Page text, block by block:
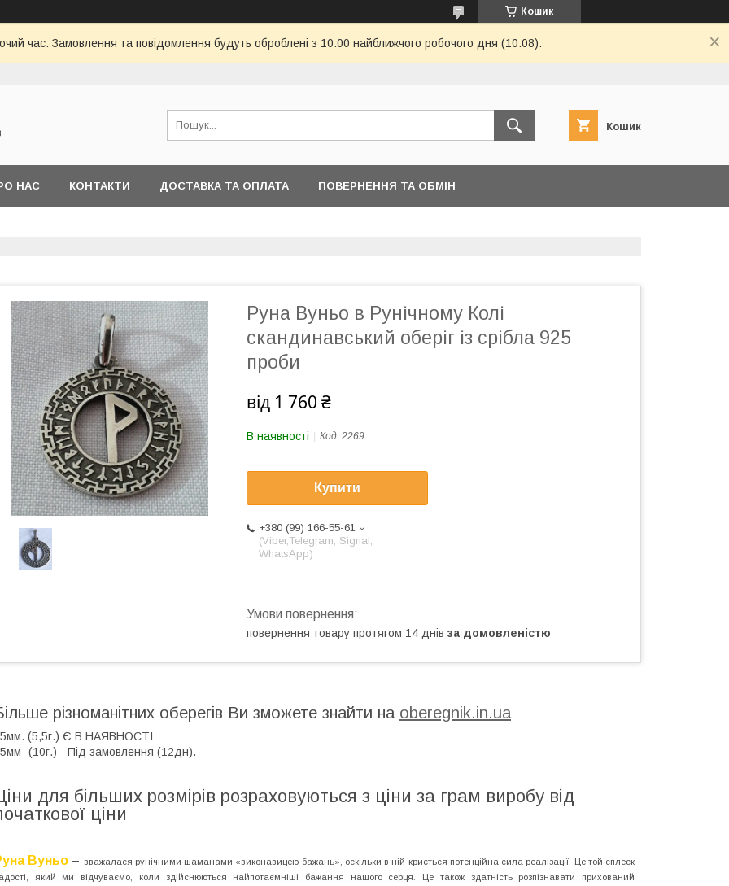
Кошик
час. Замовлення та повідомлення будуть оброблені з 10:00 найближчого робочого дня (10.08).
Кошик
НАС КОНТАКТИ ДОСТАВКА ТА ОПЛАТА ПОВЕРНЕННЯ ТА ОБМІН
Руна Вуньо в Рунічному Колі
скандинавський оберіг із срібла 925
проби
від 1 760 ₴
В наявності Код: 2269
Купити
+380 (99) 166-55-61
(Viber,Telegram, Signal,
WhatsApp)
повернення товару протягом 14 днів за домовленістю
різноманітних оберегів Ви зможете знайти на oberegnik.in.ua
(5,5г.) Є В НАЯВНОСТІ
-(10г.)- Під замовлення (12дн).
для більших розмірів розраховуються з ціни за грам виробу від
ціни
Вуньо– вважалася рунічними шаманами «виконавицею бажань», оскільки в ній криється потенційна сила реалізації. Це той сплеск
який ми відчуваємо, коли здійснюються найпотаємніші бажання нашого серця. Це також здатність розпізнавати прихований